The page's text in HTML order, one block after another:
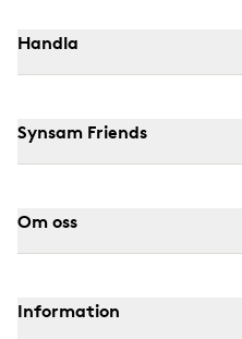
Handla
Synsam Friends
Om oss
Information